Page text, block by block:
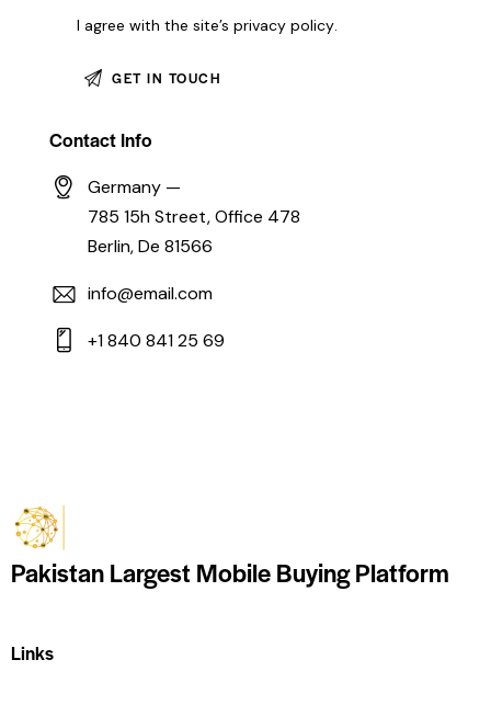
I agree with the site’sprivacy policy.
Contact Info
Germany —
785 15h Street, Office 478
Berlin, De 81566
info@email.com
+1 840 841 25 69
Pakistan Largest Mobile Buying Platform
Links